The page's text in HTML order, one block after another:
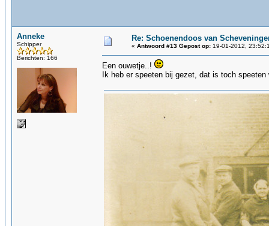
Anneke
Schipper
Berichten: 166
Re: Schoenendoos van
« Antwoord #13 Gepost op: 19-01-2012,
Een ouwetje..!
Ik heb er speeten bij gezet, dat is toch